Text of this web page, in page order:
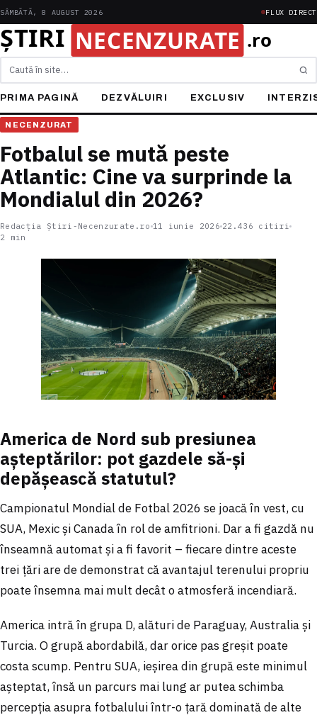
SÂMBĂTĂ, 8 AUGUST 2026 FLUX DIRECT
Caută
PRIMA PAGINĂ DEZVĂLUIRI EXCLUSIV
NECENZURAT
Fotbalul se mută peste
Atlantic: Cine va surprinde la
Mondialul din 2026?
Redacția Știri-Necenzurate.ro 11 iunie 2026 22.436 citiri
2 min
America de Nord sub presiunea
așteptărilor: pot gazdele să-și
depășească statutul?
Campionatul Mondial de Fotbal 2026 se joacă în vest, cu
SUA, Mexic și Canada în rol de amfitrioni. Dar a fi gazdă nu
înseamnă automat și a fi favorit – fiecare dintre aceste
trei țări are de demonstrat că avantajul terenului propriu
poate însemna mai mult decât o atmosferă incendiară.
America intră în grupa D, alături de Paraguay, Australia și
Turcia. O grupă abordabilă, dar orice pas greșit poate
costa scump. Pentru SUA, ieșirea din grupă este minimul
așteptat, însă un parcurs mai lung ar putea schimba
percepția asupra fotbalului într-o țară dominată de alte